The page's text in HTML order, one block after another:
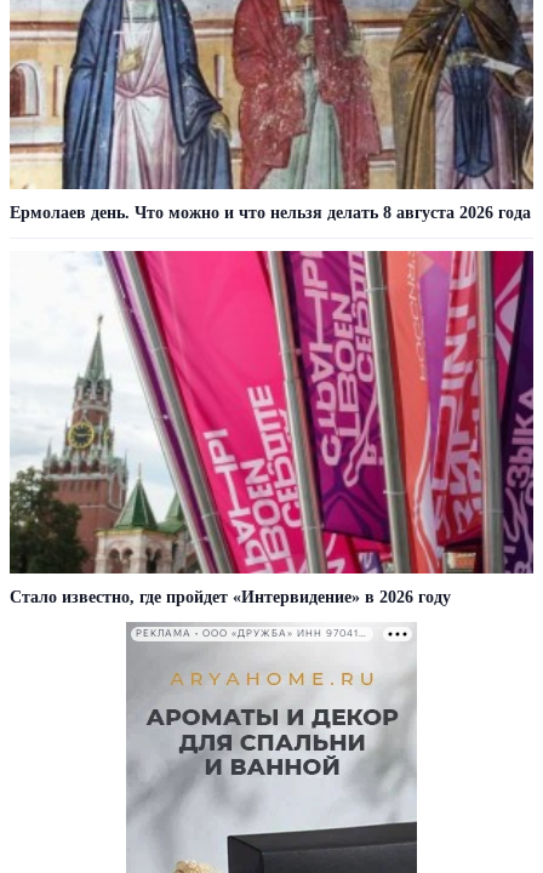
Ермолаев день. Что можно и что нельзя делать 8 августа 2026 года
Стало известно, где пройдет «Интервидение» в 2026 году
РЕКЛАМА • ООО «ДРУЖБА» ИНН 9704146411